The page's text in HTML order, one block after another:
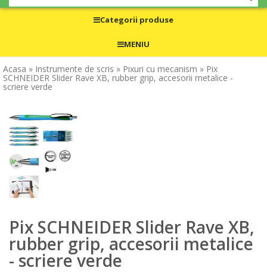
Categorii produse
MENIU
Acasa » Instrumente de scris » Pixuri cu mecanism » Pix
SCHNEIDER Slider Rave XB, rubber grip, accesorii metalice -
scriere verde
Pix SCHNEIDER Slider Rave XB,
rubber grip, accesorii metalice
- scriere verde